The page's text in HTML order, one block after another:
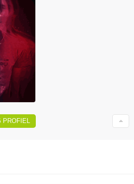
PROFIEL